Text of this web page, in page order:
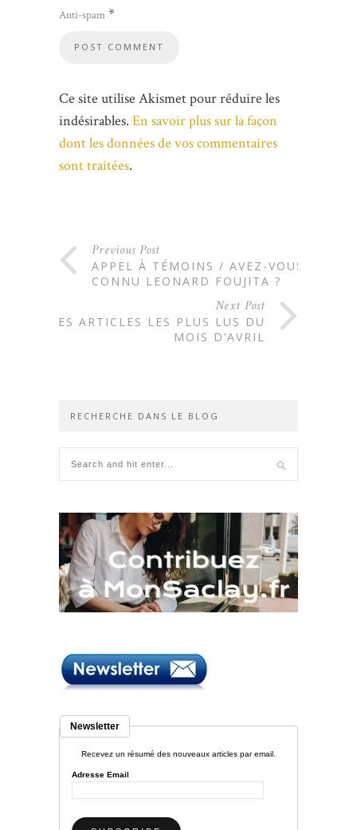
Anti-spam *
Ce site utilise Akismet pour réduire les
indésirables. En savoir plus sur la façon
dont les données de vos commentaires
sont traitées.
Previous Post
APPEL À TÉMOINS / AVEZ-VOUS
CONNU LEONARD FOUJITA ?
Next Post
LES ARTICLES LES PLUS LUS DU
MOIS D’AVRIL
RECHERCHE DANS LE BLOG
Newsletter
Recevez un résumé des nouveaux articles par email.
Adresse Email